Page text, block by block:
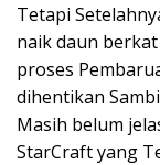
Tetapi
naik daun
proses
dihentikan
Masih belum
StarCraft yang